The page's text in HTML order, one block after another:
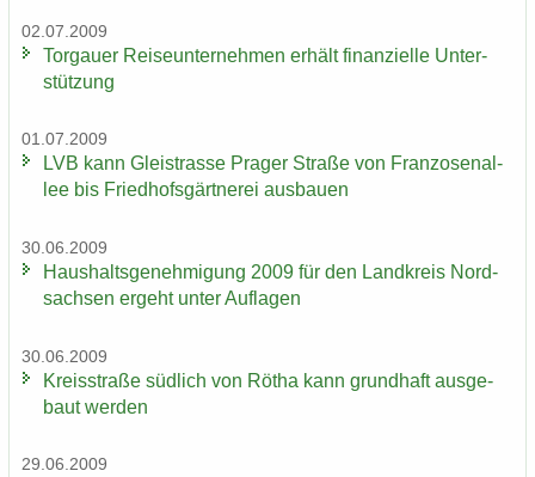
02.07.2009
Tor­gau­er Rei­se­un­ter­neh­men er­hält fi­nan­zi­el­le Un­ter­
stüt­zung
01.07.2009
LVB kann Gleis­tras­se Pra­ger Stra­ße von Fran­zo­sen­al­
lee bis Fried­hofs­gärt­ne­rei aus­bau­en
30.06.2009
Haus­halts­ge­neh­mi­gung 2009 für den Land­kreis Nord­
sach­sen er­geht unter Auf­la­gen
30.06.2009
Kreis­stra­ße süd­lich von Rötha kann grund­haft aus­ge­
baut wer­den
29.06.2009